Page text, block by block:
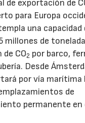
de exportación de
para Europa
una
millones de
de CO2 por barco,
Desde
por vía marítima
de
permanente en